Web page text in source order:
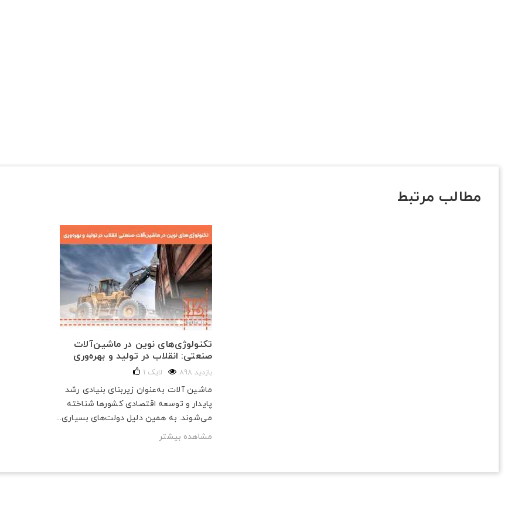
مطالب مرتبط
تکنولوژی‌های نوین در ماشین‌آلات
صنعتی: انقلاب در تولید و بهره‌وری
898 بازدید 1 لایک
ماشین آلات به‌عنوان زیربنای بنیادی رشد
پایدار و توسعه اقتصادی کشورها شناخته
می‌شوند. به همین دلیل دولت‌های بسیاری...
مشاهده بیشتر